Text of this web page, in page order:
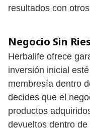
resultados con
Negocio Sin
Herbalife ofrece
inversión inicial
membresía dentro
decides que el
productos
devueltos dentro